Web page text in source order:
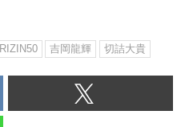
RIZIN50 吉岡龍輝 切詰大貴